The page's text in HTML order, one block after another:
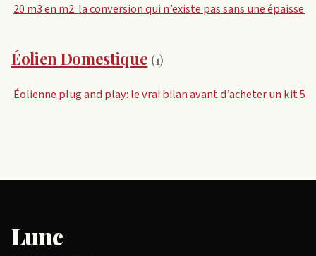
20 m3 en m2: la conversion qui n’existe pas sans une épaisseur
Éolien Domestique (1)
Éolienne plug and play: le vrai bilan avant d’acheter un kit
Lunc